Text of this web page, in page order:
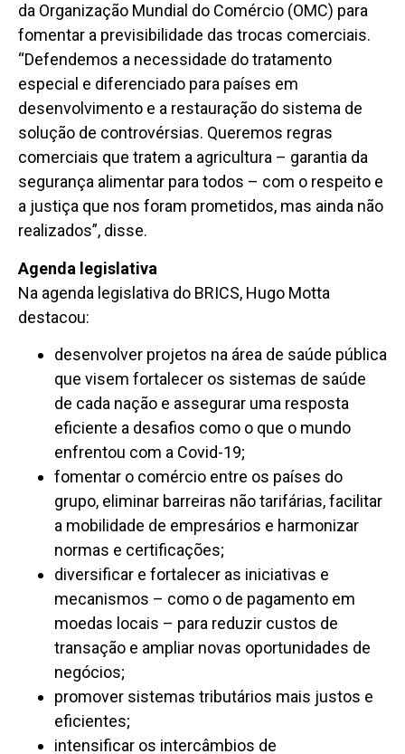
da Organização Mundial do Comércio (OMC) para
fomentar a previsibilidade das trocas comerciais.
“Defendemos a necessidade do tratamento
especial e diferenciado para países em
desenvolvimento e a restauração do sistema de
solução de controvérsias. Queremos regras
comerciais que tratem a agricultura – garantia da
segurança alimentar para todos – com o respeito e
a justiça que nos foram prometidos, mas ainda não
realizados”, disse.
Agenda legislativa
Na agenda legislativa do BRICS, Hugo Motta
destacou:
desenvolver projetos na área de saúde pública
que visem fortalecer os sistemas de saúde
de cada nação e assegurar uma resposta
eficiente a desafios como o que o mundo
enfrentou com a Covid-19;
fomentar o comércio entre os países do
grupo, eliminar barreiras não tarifárias, facilitar
a mobilidade de empresários e harmonizar
normas e certificações;
diversificar e fortalecer as iniciativas e
mecanismos – como o de pagamento em
moedas locais – para reduzir custos de
transação e ampliar novas oportunidades de
negócios;
promover sistemas tributários mais justos e
eficientes;
intensificar os intercâmbios de